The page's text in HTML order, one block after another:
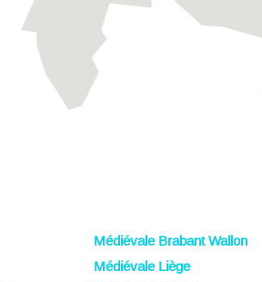
Médiévale Brabant Wallon
Médiévale Liège